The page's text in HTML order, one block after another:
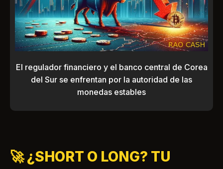
El regulador financiero y el banco central de Corea
del Sur se enfrentan por la autoridad de las
monedas estables
🚀 ¿SHORT O LONG? TU